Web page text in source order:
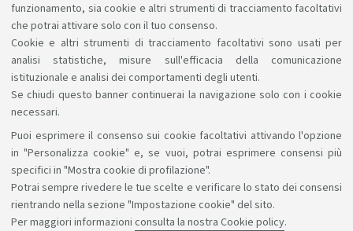
funzionamento, sia cookie e altri strumenti di tracciamento facoltativi
che potrai attivare solo con il tuo consenso.
Cookie e altri strumenti di tracciamento facoltativi sono usati per
analisi statistiche, misure sull'efficacia della comunicazione
istituzionale e analisi dei comportamenti degli utenti.
Se chiudi questo banner continuerai la navigazione solo con i cookie
necessari.
Puoi esprimere il consenso sui cookie facoltativi attivando l'opzione
in "Personalizza cookie" e, se vuoi, potrai esprimere consensi più
specifici in "Mostra cookie di profilazione".
Potrai sempre rivedere le tue scelte e verificare lo stato dei consensi
rientrando nella sezione "Impostazione cookie" del sito.
Per maggiori informazioni consulta la nostra Cookie policy.
Sosteniamo il diritto alla conoscenza
Seguici su: